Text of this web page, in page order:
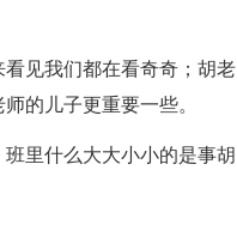
见我们都在看奇奇；胡老
的儿子更重要一些。
里什么大大小小的是事胡